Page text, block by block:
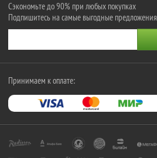
Сэкономьте до 90% при любых покупках
Подпишитесь на самые выгодные предложения
Принимаем к оплате: